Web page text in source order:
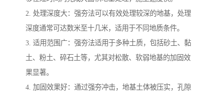
2. 处理深度大：强夯法可以有效处理较深的地基，处理
深度通常可达数米至十几米，适用于不同地质条件。
3. 适用范围广：强夯法适用于多种土质，包括砂土、黏
土、粉土、碎石土等，尤其对松散、软弱地基的加固效
果显著。
4. 加固效果好：通过强夯冲击，地基土体被压实，孔隙